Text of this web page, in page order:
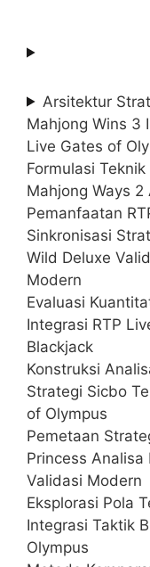
Arsitektur
Mahjong Wins 3
Live Gates of
Formulasi
Mahjong Ways
Pemanfaatan
Sinkronisasi
Wild Deluxe
Modern
Evaluasi
Integrasi RTP
Blackjack
Konstruksi
Strategi Sicbo
of Olympus
Pemetaan
Princess Analisa
Validasi Modern
Eksplorasi Pola
Integrasi Taktik
Olympus